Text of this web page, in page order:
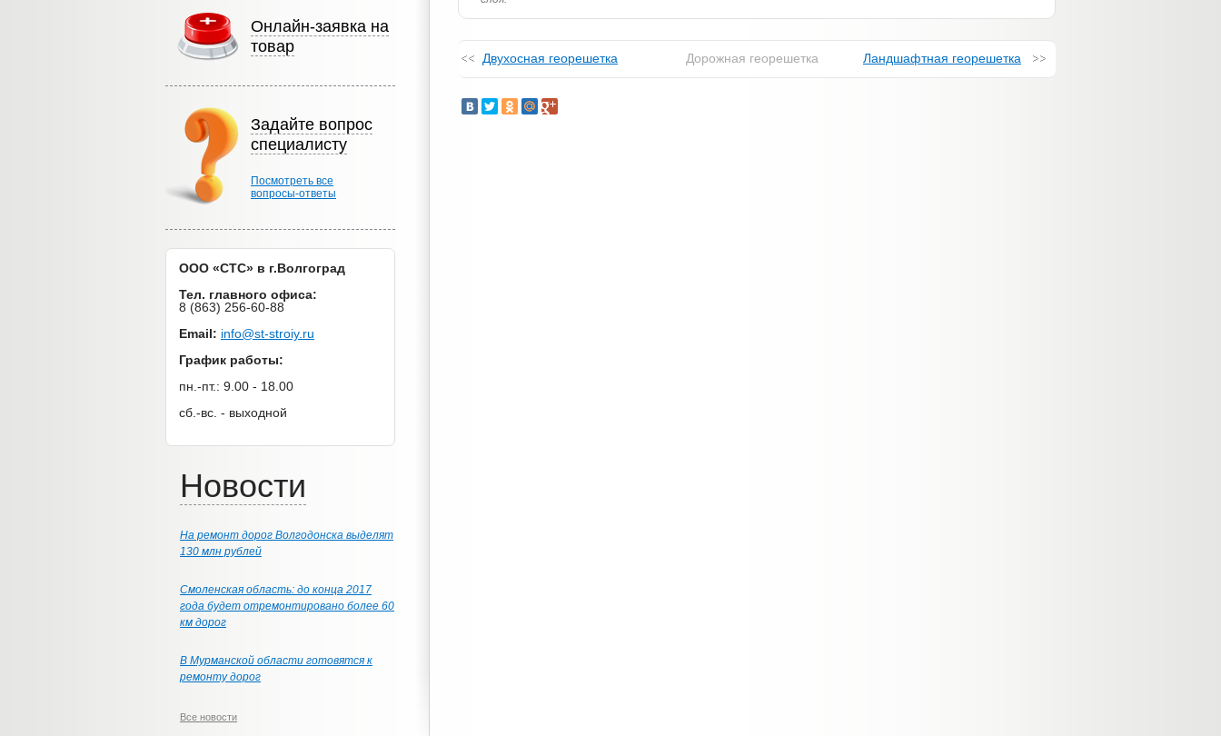
Двухосная георешетка Дорожная георешетка Ландшафтная георешетка
Онлайн-заявка на
товар
Задайте вопрос
специалисту
Посмотреть все
вопросы-ответы
ООО «СТС» в г.Волгоград
Тел. главного офиса:
8 (863) 256-60-88
Email: info@st-stroiy.ru
График работы:
пн.-пт.: 9.00 - 18.00
сб.-вс. - выходной
Новости
На ремонт дорог Волгодонска выделят
130 млн рублей
Смоленская область: до конца 2017
года будет отремонтировано более 60
км дорог
В Мурманской области готовятся к
ремонту дорог
Все новости